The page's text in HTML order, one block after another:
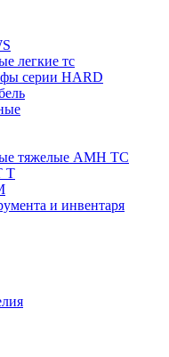
легкие тс
серии HARD
тяжелые AMH TC
T
и инвентаря